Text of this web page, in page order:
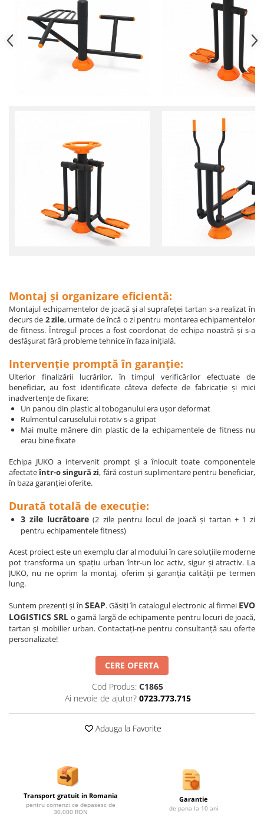
Montaj și organizare eficientă:
Montajul echipamentelor de joacă și al suprafeței tartan s-a realizat în
decurs de 2 zile, urmate de încă o zi pentru montarea echipamentelor
de fitness. Întregul proces a fost coordonat de echipa noastră și s-a
desfășurat fără probleme tehnice în faza inițială.
Intervenție promptă în garanție:
Ulterior finalizării lucrărilor, în timpul verificărilor efectuate de
beneficiar, au fost identificate câteva defecte de fabricație și mici
inadvertențe de fixare:
Un panou din plastic al toboganului era ușor deformat
Rulmentul caruselului rotativ s-a gripat
Mai multe mânere din plastic de la echipamentele de fitness nu
erau bine fixate
Echipa JUKO a intervenit prompt și a înlocuit toate componentele
afectateîntr-o singură zi, fără costuri suplimentare pentru beneficiar,
în baza garanției oferite.
Durată totală de execuție:
3 zile lucrătoare (2 zile pentru locul de joacă și tartan + 1 zi
pentru echipamentele fitness)
Acest proiect este un exemplu clar al modului în care soluțiile moderne
pot transforma un spațiu urban într-un loc activ, sigur și atractiv. La
JUKO, nu ne oprim la montaj, oferim și garanția calității pe termen
lung.
Suntem prezenți și în SEAP. Găsiți în catalogul electronic al firmei EVO
LOGISTICS SRL o gamă largă de echipamente pentru locuri de joacă,
tartan și mobilier urban. Contactați-ne pentru consultanță sau oferte
personalizate!
CERE OFERTA
Cod Produs: C1865
Ai nevoie de ajutor? 0723.773.715
Adauga la Favorite
Transport gratuit in Romania
pentru comenzi ce depasesc de
30.000 RON
Garantie
de pana la 10 ani